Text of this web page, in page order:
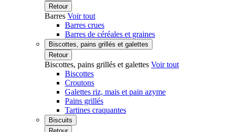
Retour
Barres Voir tout
Barres crues
Barres de céréales et graines
Biscottes, pains grillés et galettes
Retour
Biscottes, pains grillés et galettes Voir tout
Biscottes
Croutons
Galettes riz, mais et pain azyme
Pains grillés
Tartines craquantes
Biscuits